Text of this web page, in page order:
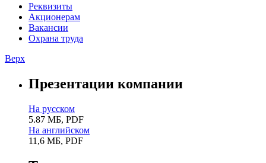
Реквизиты
Акционерам
Вакансии
Охрана труда
Верх
Презентации компании
На русском
5.87 МБ, PDF
На английском
11,6 МБ, PDF